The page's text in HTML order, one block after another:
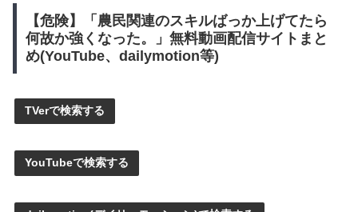
【危険】「農民関連のスキルばっか上げてたら
何故か強くなった。」無料動画配信サイトまと
め(YouTube、dailymotion等)
TVerで検索する
YouTubeで検索する